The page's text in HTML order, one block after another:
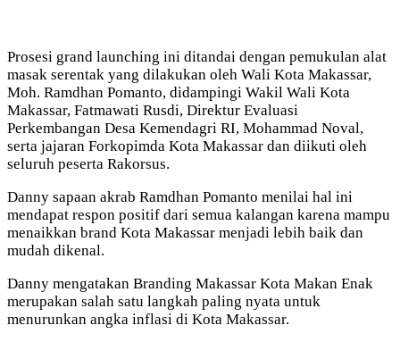
Prosesi grand launching ini ditandai dengan pemukulan alat
masak serentak yang dilakukan oleh Wali Kota Makassar,
Moh. Ramdhan Pomanto, didampingi Wakil Wali Kota
Makassar, Fatmawati Rusdi, Direktur Evaluasi
Perkembangan Desa Kemendagri RI, Mohammad Noval,
serta jajaran Forkopimda Kota Makassar dan diikuti oleh
seluruh peserta Rakorsus.
Danny sapaan akrab Ramdhan Pomanto menilai hal ini
mendapat respon positif dari semua kalangan karena mampu
menaikkan brand Kota Makassar menjadi lebih baik dan
mudah dikenal.
Danny mengatakan Branding Makassar Kota Makan Enak
merupakan salah satu langkah paling nyata untuk
menurunkan angka inflasi di Kota Makassar.